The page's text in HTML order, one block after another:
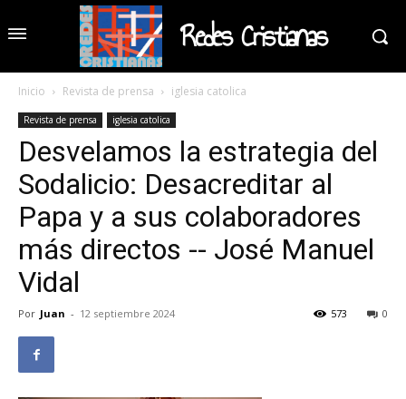
Redes Cristianas
Inicio Revista de prensa iglesia catolica
Revista de prensa iglesia catolica
Desvelamos la estrategia del
Sodalicio: Desacreditar al
Papa y a sus colaboradores
más directos -- José Manuel
Vidal
Por Juan - 12 septiembre 2024 0
573